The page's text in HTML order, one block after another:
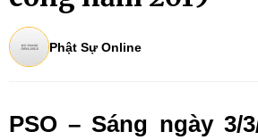
Phật Sự Online
PSO – Sáng ngày 3/